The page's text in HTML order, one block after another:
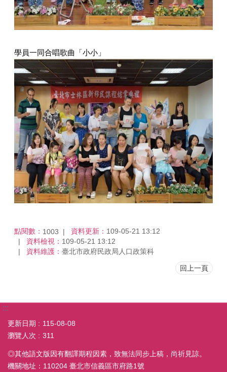
學員一同合唱歌曲「小小」
點閱數： 1003 資料更新： 109-05-21 13:12
資料檢視： 109-05-21 13:12
資料維護： 臺北市政府民政局人口政策科
回上一頁
:::
更新日期
115-08-08
瀏覽人次
311
◎其他語文版因有翻譯期程因素，致無法同步上稿，尚祈見諒。
機關地址：110204 臺北市信義區市府路1號